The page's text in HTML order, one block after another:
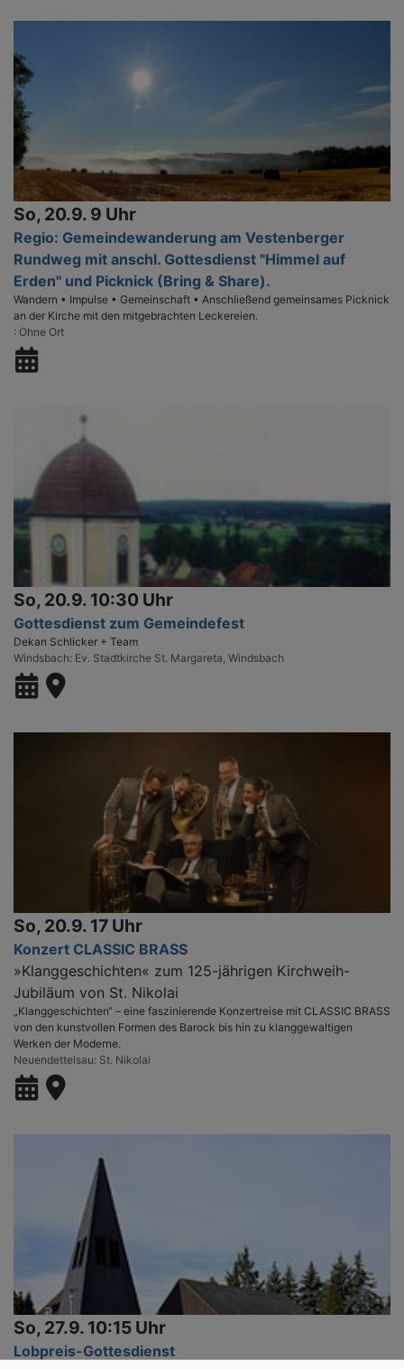
So, 20.9. 9 Uhr
Regio: Gemeindewanderung am Vestenberger
Rundweg mit anschl. Gottesdienst "Himmel auf
Erden" und Picknick (Bring & Share).
Wandern • Impulse • Gemeinschaft • Anschließend gemeinsames Picknick
an der Kirche mit den mitgebrachten Leckereien.
Ohne Ort
So, 20.9. 10:30 Uhr
Gottesdienst zum Gemeindefest
Dekan Schlicker + Team
Windsbach Ev. Stadtkirche St. Margareta, Windsbach
So, 20.9. 17 Uhr
Konzert CLASSIC BRASS
»Klanggeschichten« zum 125-jährigen Kirchweih-
Jubiläum von St. Nikolai
„Klanggeschichten“ – eine faszinierende Konzertreise mit CLASSIC BRASS
von den kunstvollen Formen des Barock bis hin zu klanggewaltigen
Werken der Moderne.
Neuendettelsau St. Nikolai
So, 27.9. 10:15 Uhr
Lobpreis-Gottesdienst